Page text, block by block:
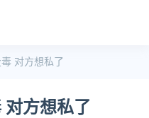
对方想私了
对方想私了